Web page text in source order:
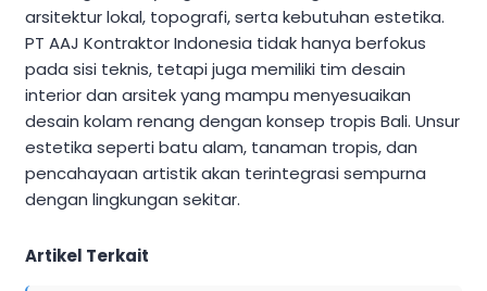
arsitektur lokal, topografi, serta kebutuhan estetika.
PT AAJ Kontraktor Indonesia tidak hanya berfokus
pada sisi teknis, tetapi juga memiliki tim desain
interior dan arsitek yang mampu menyesuaikan
desain kolam renang dengan konsep tropis Bali. Unsur
estetika seperti batu alam, tanaman tropis, dan
pencahayaan artistik akan terintegrasi sempurna
dengan lingkungan sekitar.
Artikel Terkait